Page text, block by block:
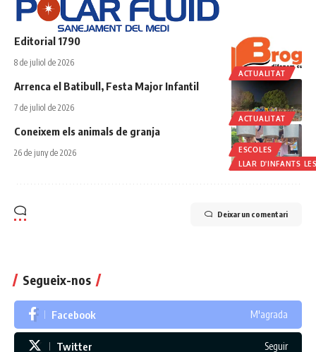
ACTUALITAT
Editorial 1790
8 de juliol de 2026
ACTUALITAT
Arrenca el Batibull, Festa Major Infantil
7 de juliol de 2026
ESCOLES
LLAR D'INFANTS
Coneixem els animals de granja
26 de juny de 2026
Deixar un comentari
Segueix-nos
Facebook M'agrada
Twitter Seguir